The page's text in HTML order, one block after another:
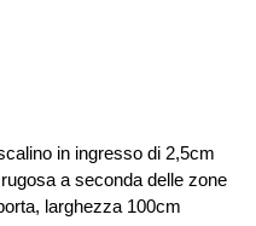
in ingresso di 2,5cm
a seconda delle zone
larghezza 100cm